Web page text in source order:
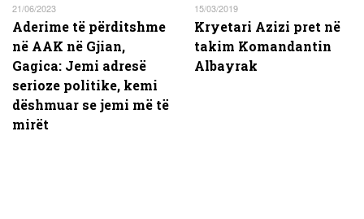
21/06/2023
Aderime të përditshme
në AAK në Gjian,
Gagica: Jemi adresë
serioze politike, kemi
dëshmuar se jemi më të
mirët
15/03/2019
Kryetari Azizi pret në
takim Komandantin
Albayrak